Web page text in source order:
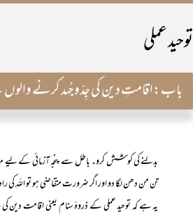
توحید عملی
باب:اقامتِ دین کی جِدّوجُہد کرنے
بدلنے کی کوشش کرو۔ باطل سے پنجہ آزمائی کے لیے
تن من دھن لگا دو اور اگر ضرورت متقاضی ہو تو اللہ
یہ ہے کہ توحید عملی کے ذروۂ سنام یعنی اقامت دین